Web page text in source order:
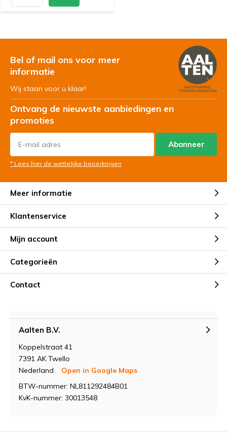
Bel of mail ons voor meer
informatie
Wij staan voor u klaar!
Ontvang de nieuwste aanbiedingen en
promoties
Abonneer
* Lees hier de wettelijke beperkingen
Meer informatie
Klantenservice
Mijn account
Categorieën
Contact
Aalten B.V.
Koppelstraat 41
7391 AK Twello
Nederland
Open in Google Maps
BTW-nummer: NL811292484B01
KvK-nummer: 30013548